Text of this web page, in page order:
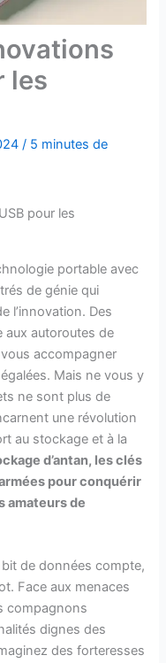
les
/ 5 minutes de
pour les
portable avec
de génie qui
l’innovation. Des
aux autoroutes de
accompagner
Mais ne vous y
ne sont plus de
une révolution
au stockage et à la
d’antan, les clés
pour conquérir
amateurs de
de données compte,
Face aux menaces
compagnons
dignes des
des forteresses